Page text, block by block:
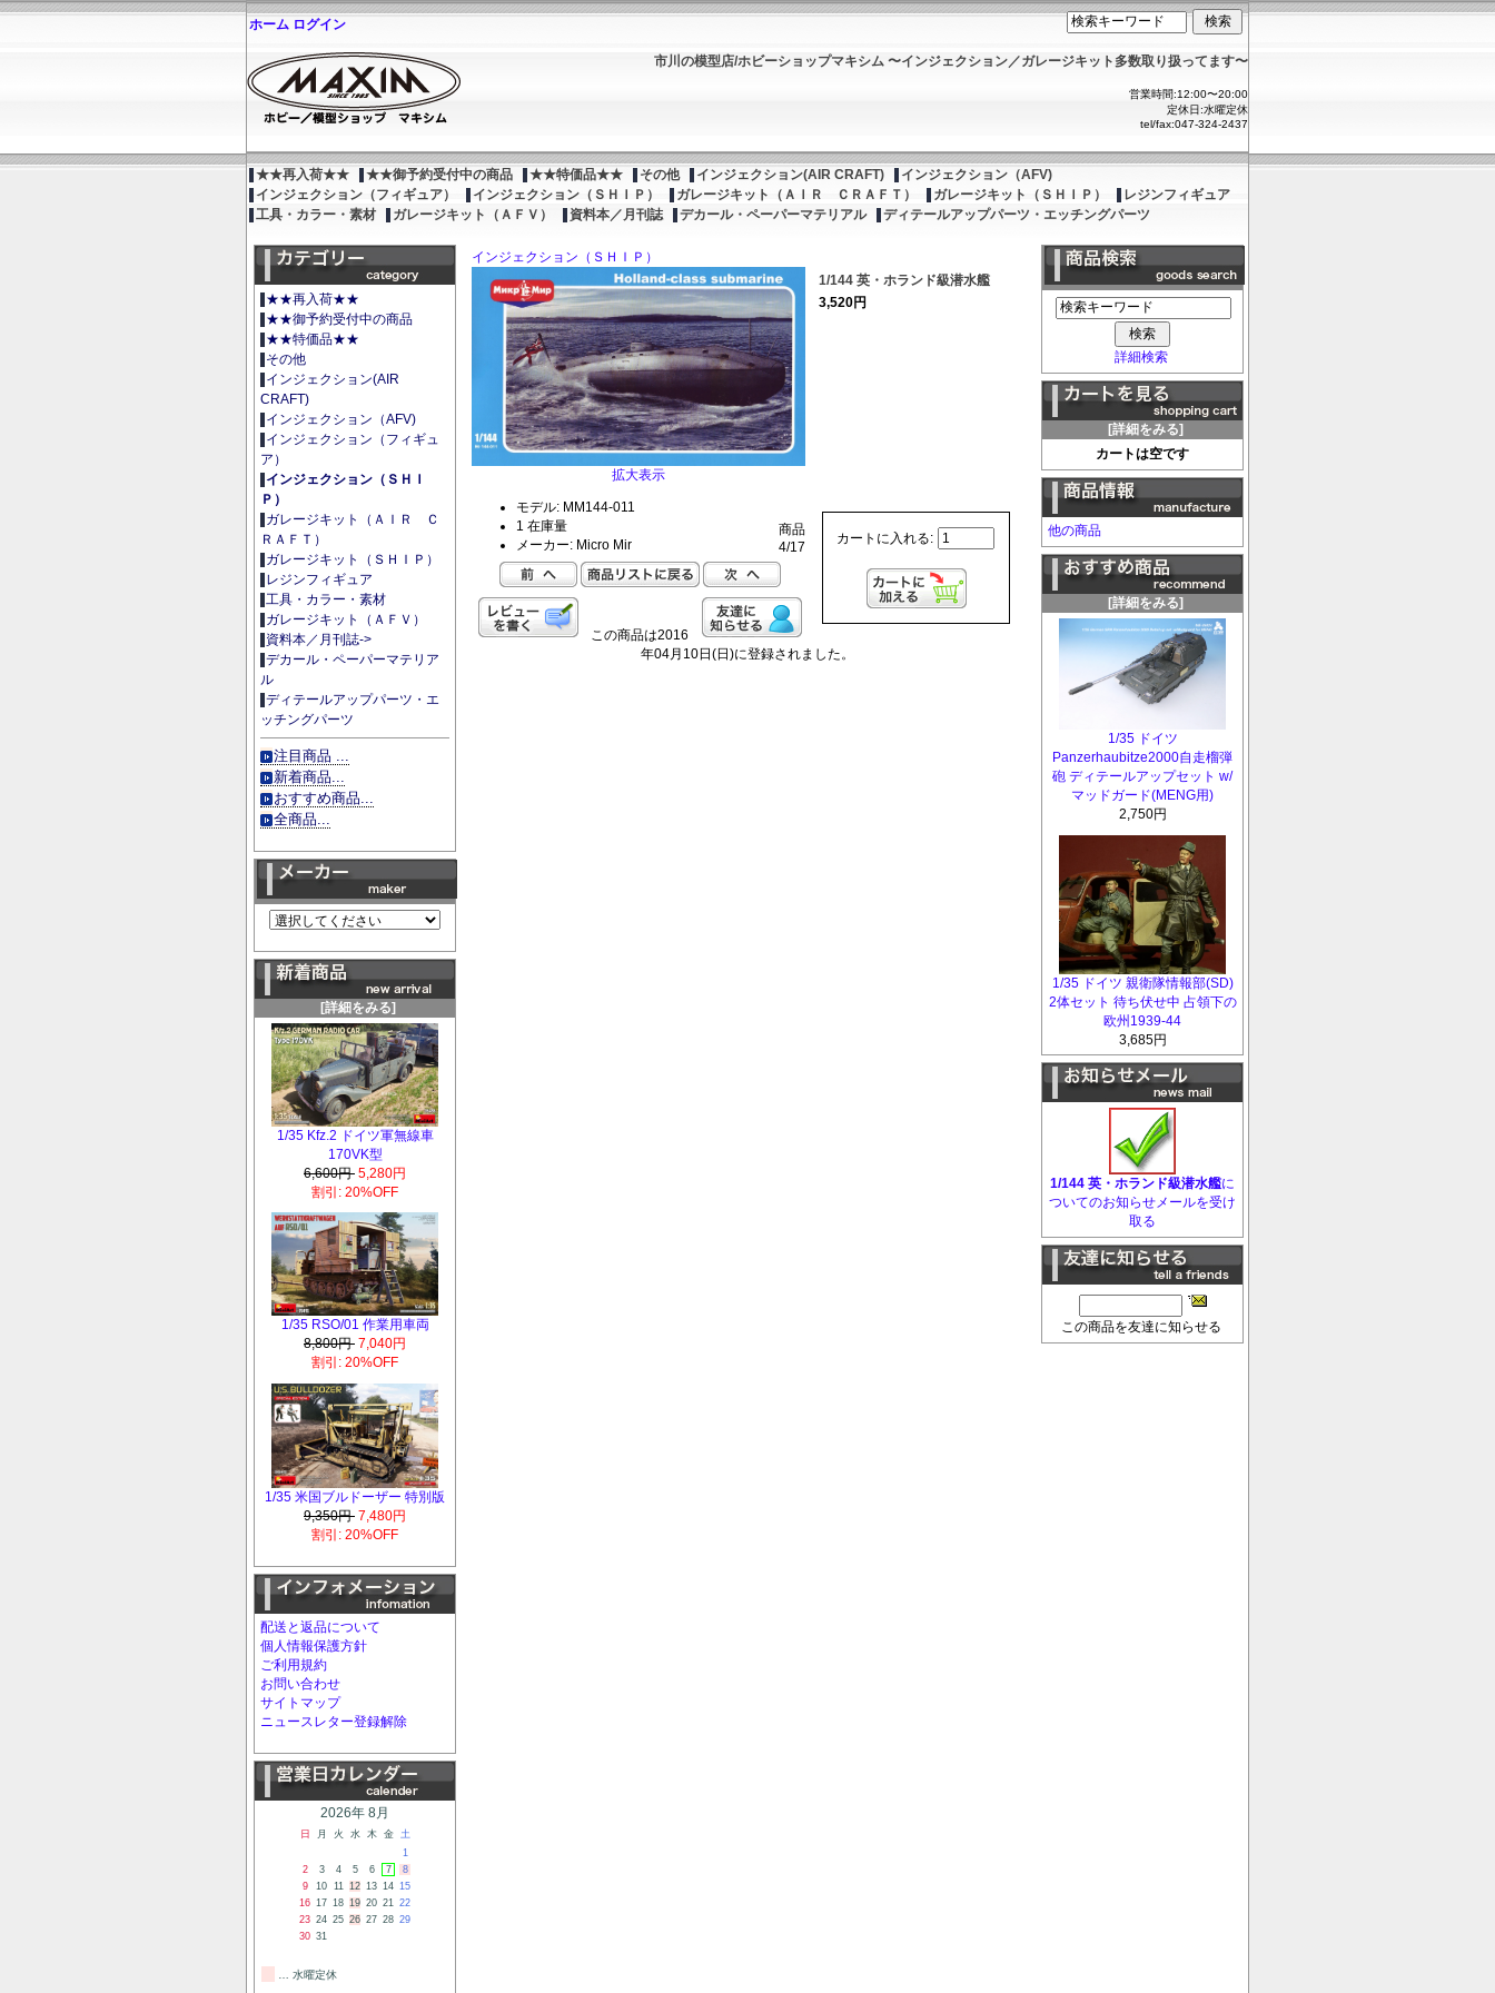
ホーム ログイン
市川の模型店/ホビーショップマキシム 〜インジェクション／ガレージキット多数取り扱ってます〜
営業時間:12:00〜20:00
定休日:水曜定休
tel/fax:047-324-2437
★★再入荷★★ ★★御予約受付中の商品 ★★特価品★★ その他 インジェクション(AIR CRAFT)
インジェクション（AFV)
インジェクション（フィギュア）
インジェクション（ＳＨＩＰ） ガレージキット（ＡＩＲ ＣＲＡＦＴ） ガレージキット（ＳＨＩＰ）
レジンフィギュア
工具・カラー・素材
ガレージキット（ＡＦＶ） 資料本／月刊誌 デカール・ペーパーマテリアル ディテールアップパーツ・エッチングパーツ
★★再入荷★★
★★御予約受付中の商品
★★特価品★★
その他
インジェクション(AIR
CRAFT)
インジェクション（AFV)
インジェクション（フィギュ
ア）
インジェクション（ＳＨＩ
Ｐ）
ガレージキット（ＡＩＲ Ｃ
ＲＡＦＴ）
ガレージキット（ＳＨＩＰ）
レジンフィギュア
工具・カラー・素材
ガレージキット（ＡＦＶ）
資料本／月刊誌->
デカール・ペーパーマテリア
ル
ディテールアップパーツ・エ
ッチングパーツ
注目商品 ...
新着商品...
おすすめ商品...
全商品...
[詳細をみる]
1/35 Kfz.2 ドイツ軍無線車
170VK型
6,600円 5,280円
割引: 20%OFF
1/35 RSO/01 作業用車両
8,800円 7,040円
割引: 20%OFF
1/35 米国ブルドーザー 特別版
9,350円 7,480円
割引: 20%OFF
配送と返品について
個人情報保護方針
ご利用規約
お問い合わせ
サイトマップ
ニュースレター登録解除
2026年 8月
日 月 火 水 木 金
土
1
2
3 4 5 6 7
8
9
10 11 12 13 14 15
16 17 18 19 20 21 22
23 24 25 26 27 28 29
30 31
… 水曜定休
インジェクション（ＳＨＩＰ）
拡大表示
1/144 英・ホランド級潜水艦
3,520円
カートに入れる:
モデル: MM144-011
1 在庫量
メーカー: Micro Mir
商品
4/17
この商品は2016
年04月10日(日)に登録されました。
詳細検索
[詳細をみる]
カートは空です
他の商品
[詳細をみる]
1/35 ドイツ
Panzerhaubitze2000自走榴弾
砲 ディテールアップセット w/
マッドガード(MENG用)
2,750円
1/35 ドイツ 親衛隊情報部(SD)
2体セット 待ち伏せ中 占領下の
欧州1939-44
3,685円
1/144 英・ホランド級潜水艦に
ついてのお知らせメールを受け
取る
この商品を友達に知らせる